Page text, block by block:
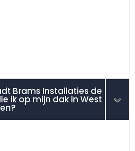
Brams Installaties de
ik op mijn dak in West